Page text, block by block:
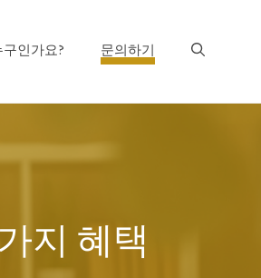
인가요? 문의하기
지 혜택